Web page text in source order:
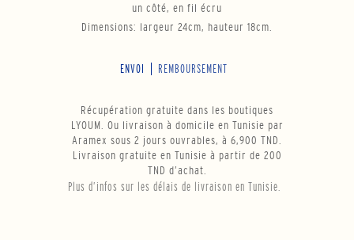
un côté, en fil écru
Dimensions: largeur 24cm, hauteur 18cm.
ENVOI REMBOURSEMENT
Récupération gratuite dans les boutiques
LYOUM. Ou livraison à domicile en Tunisie par
Aramex sous 2 jours ouvrables, à 6,900 TND.
Livraison gratuite en Tunisie à partir de 200
TND d’achat.
Plus d’infos sur les délais de livraison en Tunisie.